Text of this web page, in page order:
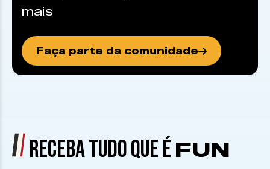
mais
Faça parte da comunidade
RECEBA TUDO QUE É FUN